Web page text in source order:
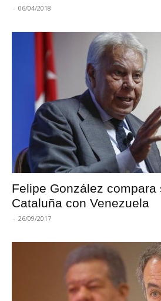
- 06/04/2018
Felipe González compara
Cataluña con Venezuela
- 26/09/2017